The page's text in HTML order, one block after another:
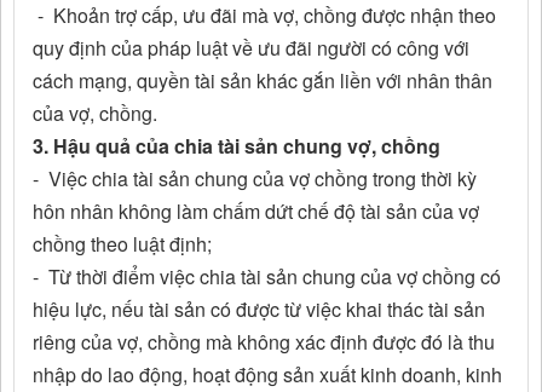
- Khoản trợ cấp, ưu đãi mà vợ, chồng được nhận theo
quy định của pháp luật về ưu đãi người có công với
cách mạng, quyền tài sản khác gắn liền với nhân thân
của vợ, chồng.
3. Hậu quả của chia tài sản chung vợ, chồng
- Việc chia tài sản chung của vợ chồng trong thời kỳ
hôn nhân không làm chấm dứt chế độ tài sản của vợ
chồng theo luật định;
- Từ thời điểm việc chia tài sản chung của vợ chồng có
hiệu lực, nếu tài sản có được từ việc khai thác tài sản
riêng của vợ, chồng mà không xác định được đó là thu
nhập do lao động, hoạt động sản xuất kinh doanh, kinh